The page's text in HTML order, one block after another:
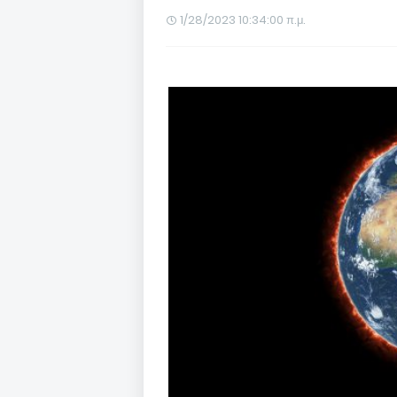
1/28/2023 10:34:00 π.μ.